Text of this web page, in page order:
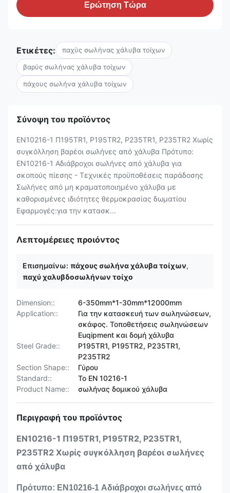
Ερώτηση Τώρα
Ετικέτες: παχύς σωλήνας χάλυβα τοίχων
βαρύς σωλήνας χάλυβα τοίχων
πάχους σωλήνα χάλυβα τοίχων
Σύνοψη του προϊόντος
EN10216-1 Π195TR1, P195TR2, P235TR1, P235TR2 Χωρίς
συγκόλληση βαρέοι σωλήνες από χάλυβα Πρότυπο:
EN10216-1 Αδιάβροχοι σωλήνες από χάλυβα για
σκοπούς πίεσης - Τεχνικές προϋποθέσεις παράδοσης
Σωλήνες από μη κραματοποιημένο χάλυβα με
καθορισμένες ιδιότητες θερμοκρασίας δωματίου
Εφαρμογές:για την κατασκ...
Λεπτομέρειες προιόντος
Επισημαίνω: πάχους σωλήνα χάλυβα τοίχων,
παχύ χαλυβδοσωλήνων τοίχο
Dimension::
6-350mm*1-30mm*12000mm
Application::
Για την κατασκευή των σωληνώσεων,
σκάφος. Τοποθετήσεις σωληνώσεων
Euqipment και δομή χάλυβα
Steel Grade::
P195TR1, P195TR2, P235TR1,
P235TR2
Section Shape::
Γύρου
Standard::
Το EN 10216-1
Product Name::
σωλήνας δομικού χάλυβα
Περιγραφή του προϊόντος
EN10216-1 Π195TR1, P195TR2, P235TR1,
P235TR2 Χωρίς συγκόλληση βαρέοι σωλήνες
από χάλυβα
Πρότυπο: EN10216-1 Αδιάβροχοι σωλήνες από